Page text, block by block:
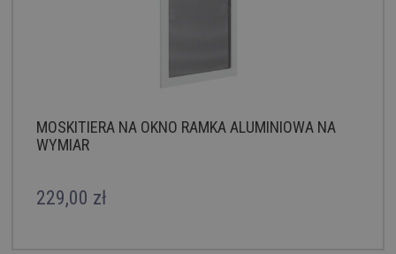
MOSKITIERA NA OKNO RAMKA ALUMINIOWA NA
WYMIAR
229,00 zł